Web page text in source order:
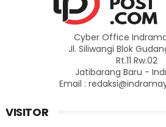
Cyber Office
Jl. Siliwangi Blok
Rt.11 Rw.02
Jatibarang Baru -
Email :
VISITOR